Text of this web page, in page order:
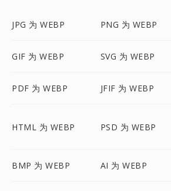
JPG 为 WEBP PNG 为 WEBP
GIF 为 WEBP SVG 为 WEBP
PDF 为 WEBP JFIF 为 WEBP
HTML 为 WEBP PSD 为 WEBP
BMP 为 WEBP AI 为 WEBP